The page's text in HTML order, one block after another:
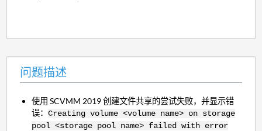
问题描述
使用 SCVMM 2019 创建文件共享的尝试失败，并显示错
误：Creating volume <volume name> on storage
pool <storage pool name> failed with error